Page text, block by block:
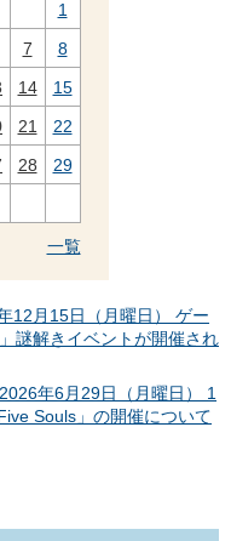
1
7
8
14
15
21
22
28
29
一覧
12月15日（月曜日） ゲー
謎解きイベントが開催され
年6月29日（月曜日） 1
Souls」の開催について